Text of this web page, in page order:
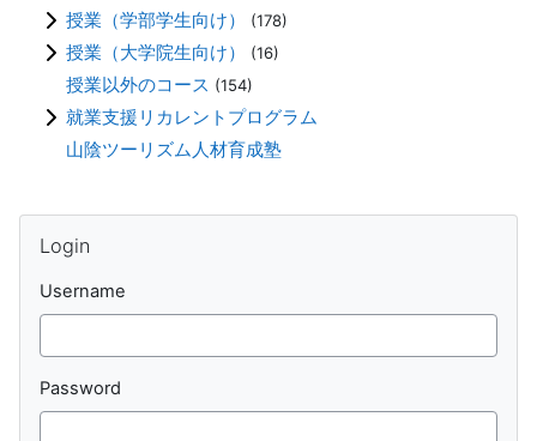
授業（学部学生向け） (178)
授業（大学院生向け） (16)
授業以外のコース (154)
就業支援リカレントプログラム
山陰ツーリズム人材育成塾
Blocks
Login
Username
Password